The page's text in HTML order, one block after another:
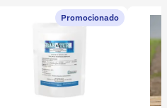
Promocionado